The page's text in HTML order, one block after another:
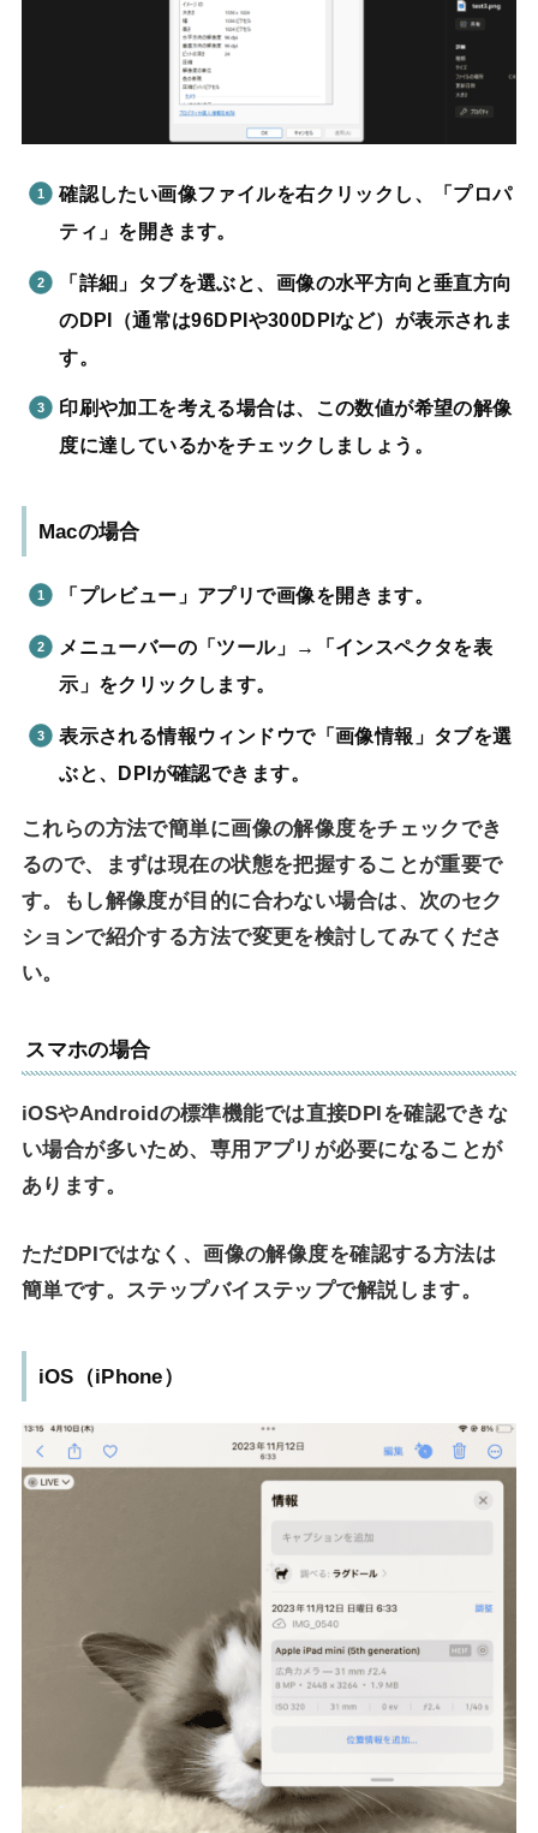
確認したい画像ファイルを右クリックし、「プロパ
ティ」を開きます。
「詳細」タブを選ぶと、画像の水平方向と垂直方向
のDPI（通常は96DPIや300DPIなど）が表示されま
す。
印刷や加工を考える場合は、この数値が希望の解像
度に達しているかをチェックしましょう。
Macの場合
「プレビュー」アプリで画像を開きます。
メニューバーの「ツール」→「インスペクタを表
示」をクリックします。
表示される情報ウィンドウで「画像情報」タブを選
ぶと、DPIが確認できます。
これらの方法で簡単に画像の解像度をチェックでき
るので、まずは現在の状態を把握することが重要で
す。もし解像度が目的に合わない場合は、次のセク
ションで紹介する方法で変更を検討してみてくださ
い。
スマホの場合
iOSやAndroidの標準機能では直接DPIを確認できな
い場合が多いため、専用アプリが必要になることが
あります。
ただDPIではなく、画像の解像度を確認する方法は
簡単です。ステップバイステップで解説します。
iOS（iPhone）